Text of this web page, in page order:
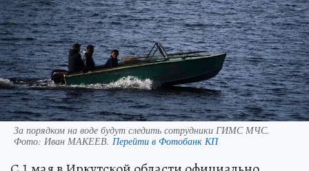
За порядком на воде будут следить сотрудники ГИМС МЧС.
Фото: Иван МАКЕЕВ. Перейти в Фотобанк КП